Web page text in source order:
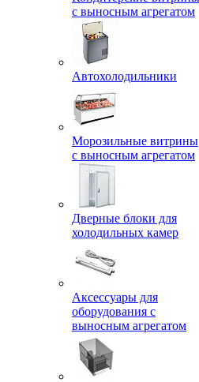
с выносным агрегатом
Автохолодильники
Морозильные витрины
с выносным агрегатом
Дверные блоки для
холодильных камер
Аксессуары для
оборудования с
выносным агрегатом